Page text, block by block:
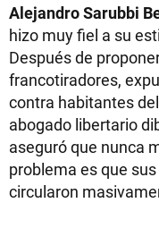
Alejandro Sarubbi
hizo muy fiel a su
Después de
francotiradores,
contra habitantes
abogado libertario
aseguró que nunca
problema es que
circularon